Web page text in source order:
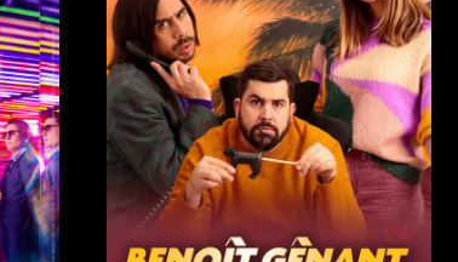
Trailer